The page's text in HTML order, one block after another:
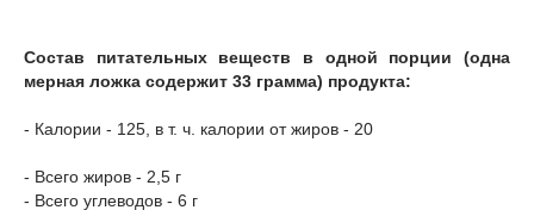
Состав питательных веществ в одной порции (одна
мерная ложка содержит 33 грамма) продукта:
- Калории - 125, в т. ч. калории от жиров - 20
- Всего жиров - 2,5 г
- Всего углеводов - 6 г